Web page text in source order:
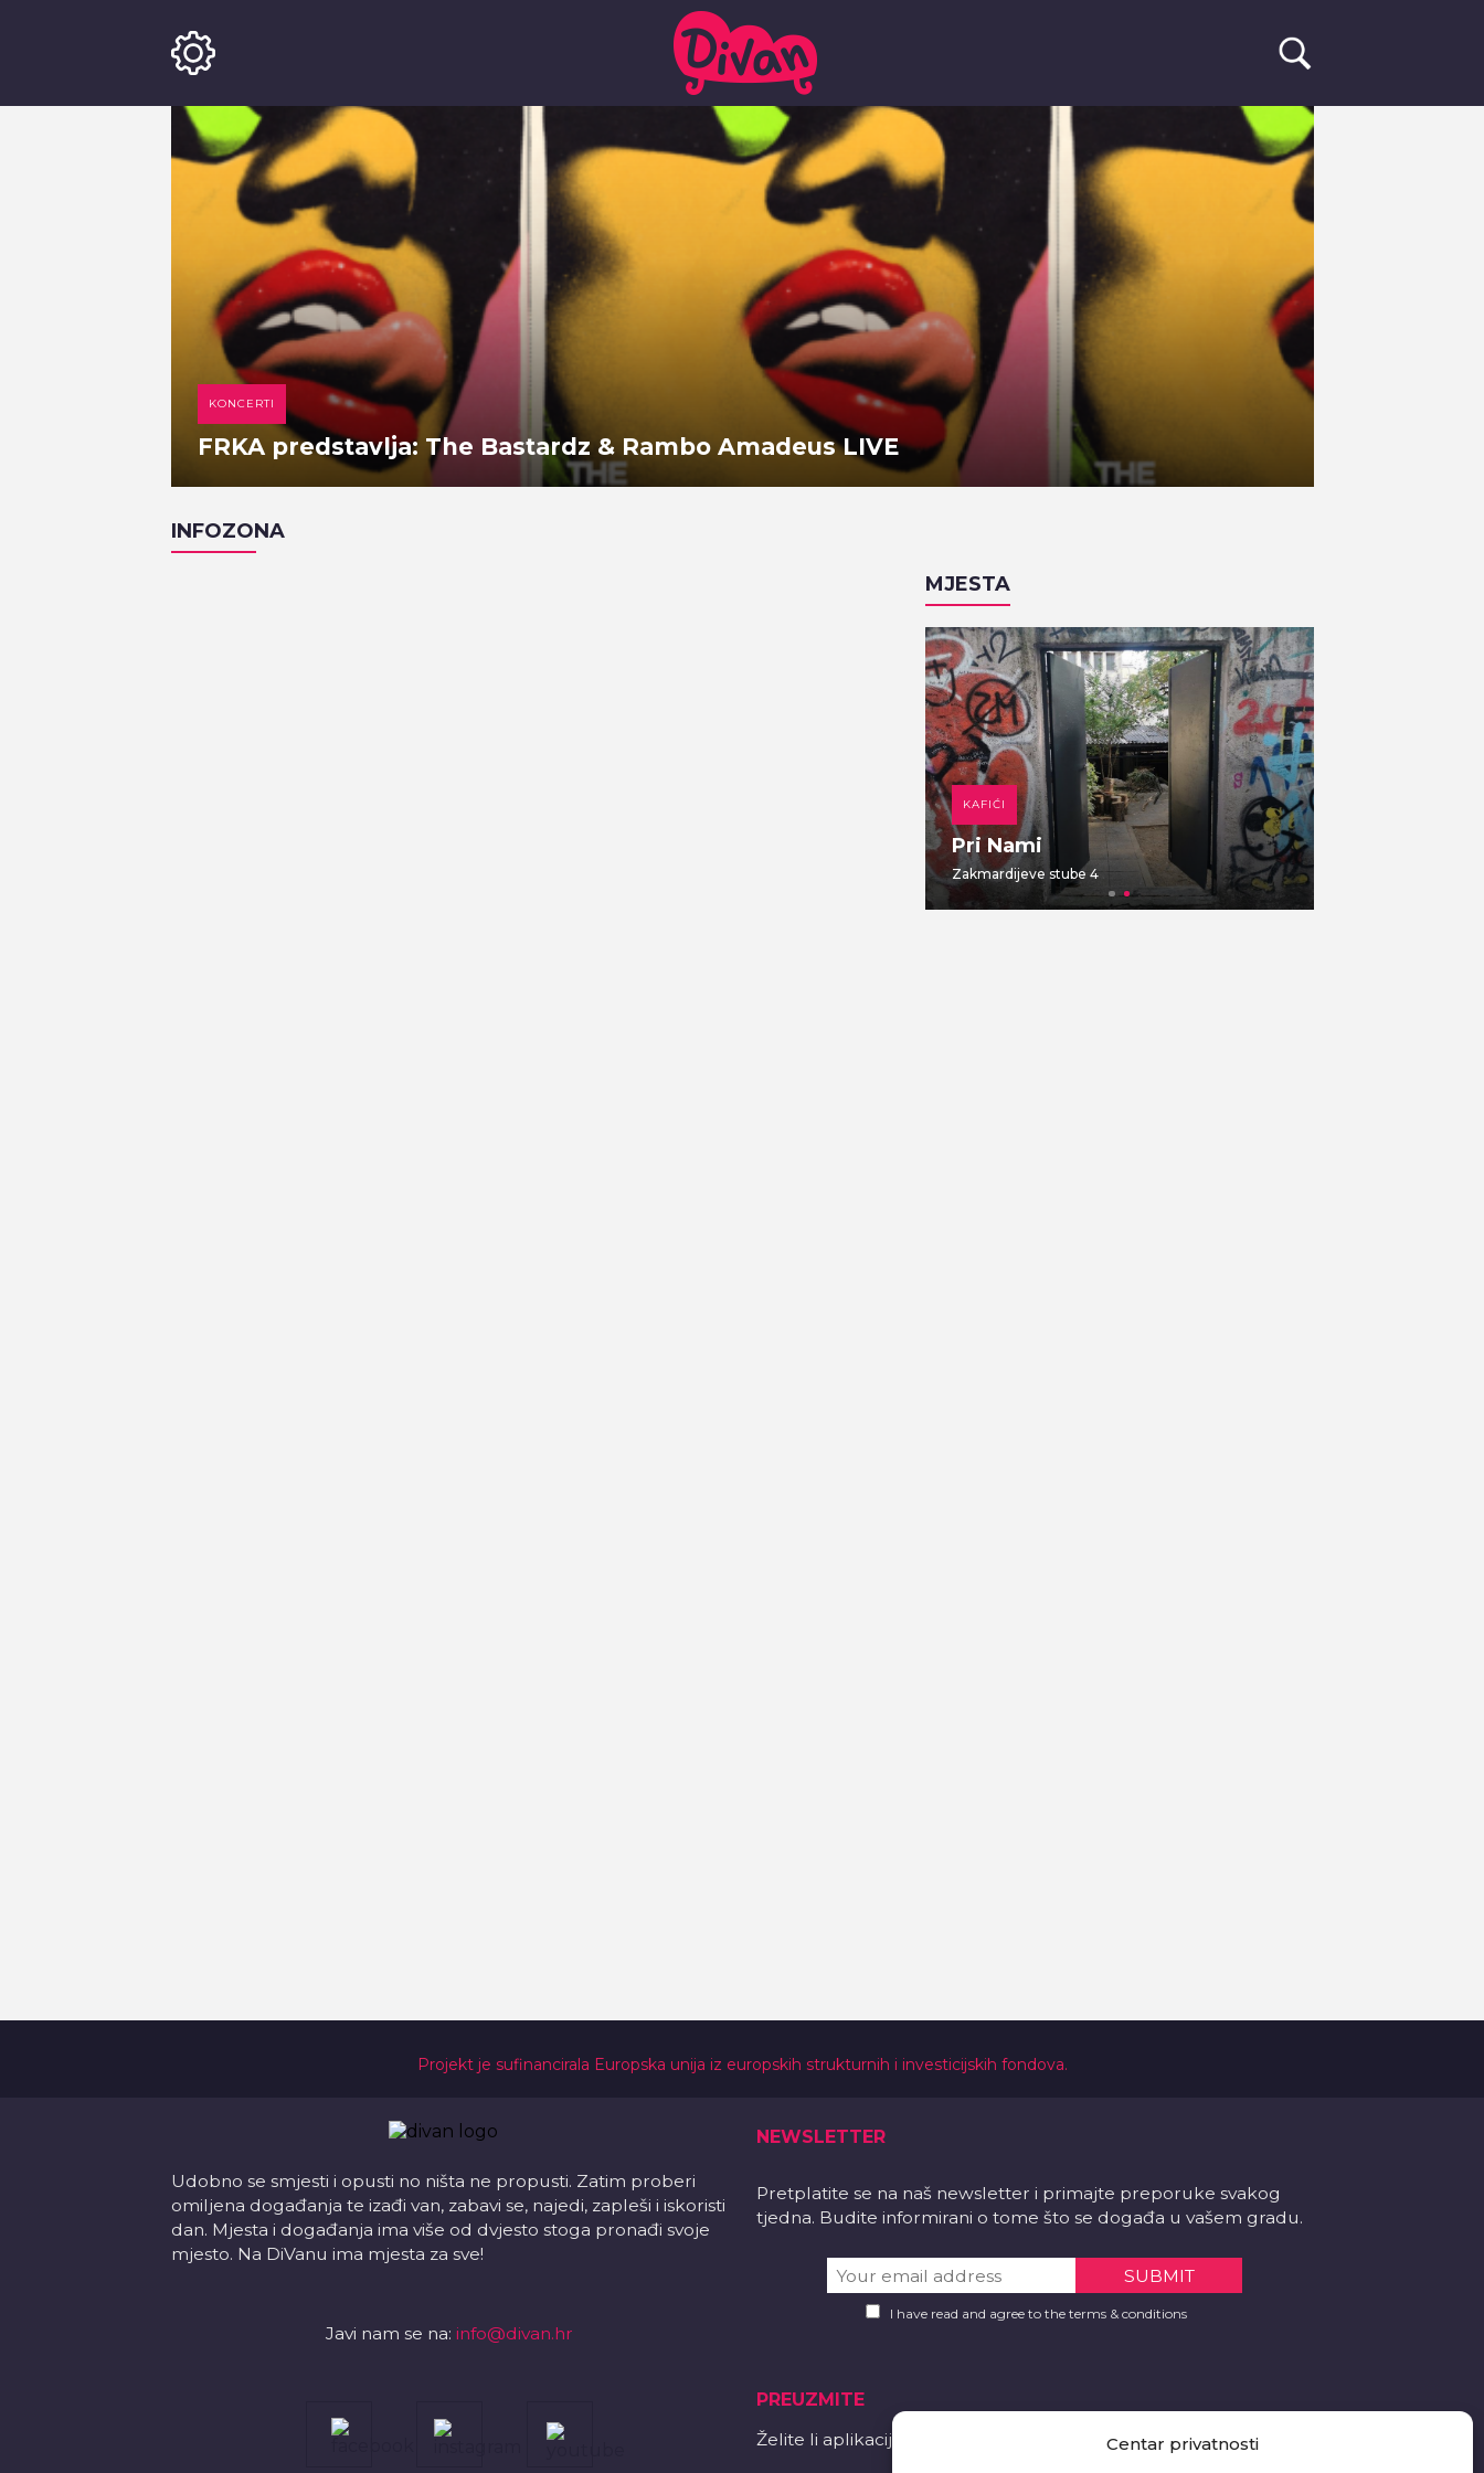
Centar privatnosti
KONCERTI
FRKA predstavlja: The Bastardz & Rambo Amadeus LIVE
INFOZONA
MJESTA
KAFIĆI
Pri Nami
Zakmardijeve stube 4
Projekt je sufinancirala Europska unija iz europskih strukturnih i investicijskih fondova.
Udobno se smjesti i opusti no ništa ne propusti. Zatim proberi
omiljena događanja te izađi van, zabavi se, najedi, zapleši i iskoristi
dan. Mjesta i događanja ima više od dvjesto stoga pronađi svoje
mjesto. Na DiVanu ima mjesta za sve!
Javi nam se na: info@divan.hr
NEWSLETTER
Pretplatite se na naš newsletter i primajte preporuke svakog
tjedna. Budite informirani o tome što se događa u vašem gradu.
I have read and agree to the terms & conditions
PREUZMITE
Želite li aplikaciju?